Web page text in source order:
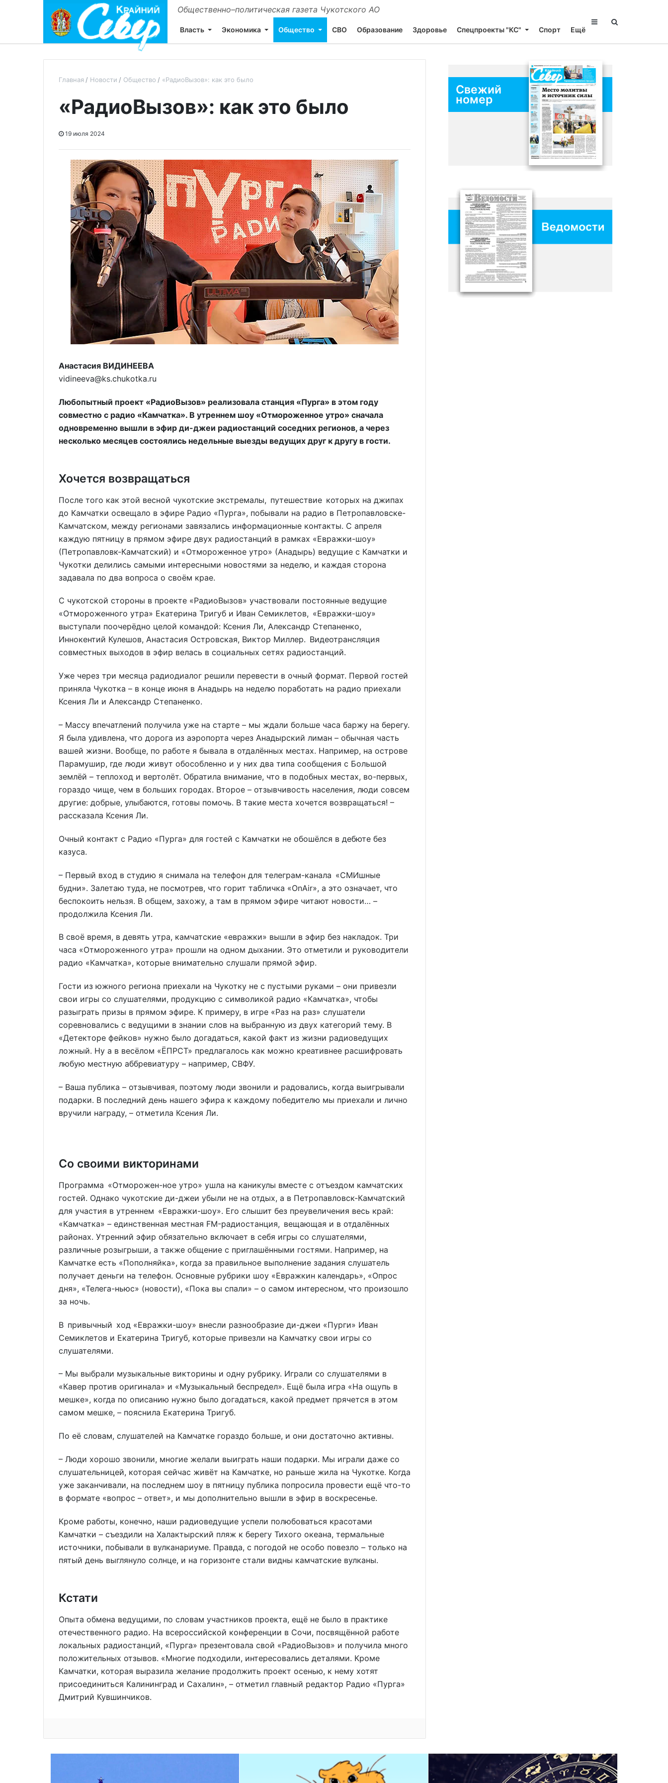
Общественно–политическая газета Чукотского АО
Власть Экономика Общество СВО Образование Здоровье Спецпроекты "КС" Спорт Ещё
Главная Новости Общество «РадиоВызов»: как это было
«РадиоВызов»: как это было
19 июля 2024
Анастасия ВИДИНЕЕВА
vidineeva@ks.chukotka.ru
Любопытный проект «РадиоВызов» реализовала станция «Пурга» в этом году
совместно с радио «Камчатка». В утреннем шоу «Отмороженное утро» сначала
одновременно вышли в эфир ди-джеи радиостанций соседних регионов, а через
несколько месяцев состоялись недельные выезды ведущих друг к другу в гости.
Хочется возвращаться
После того как этой весной чукотские экстремалы, путешествие которых на джипах
до Камчатки освещало в эфире Радио «Пурга», побывали на радио в Петропавловске-
Камчатском, между регионами завязались информационные контакты. С апреля
каждую пятницу в прямом эфире двух радиостанций в рамках «Евражки-шоу»
(Петропавловк-Камчатский) и «Отмороженное утро» (Анадырь) ведущие с Камчатки и
Чукотки делились самыми интересными новостями за неделю, и каждая сторона
задавала по два вопроса о своём крае.
С чукотской стороны в проекте «РадиоВызов» участвовали постоянные ведущие
«Отмороженного утра» Екатерина Тригуб и Иван Семиклетов, «Евражки-шоу»
выступали поочерёдно целой командой: Ксения Ли, Александр Степаненко,
Иннокентий Кулешов, Анастасия Островская, Виктор Миллер. Видеотрансляция
совместных выходов в эфир велась в социальных сетях радиостанций.
Уже через три месяца радиодиалог решили перевести в очный формат. Первой гостей
приняла Чукотка – в конце июня в Анадырь на неделю поработать на радио приехали
Ксения Ли и Александр Степаненко.
– Массу впечатлений получила уже на старте – мы ждали больше часа баржу на берегу.
Я была удивлена, что дорога из аэропорта через Анадырский лиман – обычная часть
вашей жизни. Вообще, по работе я бывала в отдалённых местах. Например, на острове
Парамушир, где люди живут обособленно и у них два типа сообщения с Большой
землёй – теп­лоход и вертолёт. Обратила внимание, что в подобных местах, во-первых,
гораздо чище, чем в больших городах. Второе – отзывчивость населения, люди совсем
другие: добрые, улыбаются, готовы помочь. В такие места хочется возвращаться! –
рассказала Ксения Ли.
Очный контакт с Радио «Пурга» для гостей с Камчатки не обошёлся в дебюте без
казуса.
– Первый вход в студию я снимала на телефон для телеграм-канала «СМИшные
будни». Залетаю туда, не посмотрев, что горит таб­личка «OnAir», а это означает, что
беспокоить нельзя. В общем, захожу, а там в прямом эфире читают новости… –
продолжила Ксения Ли.
В своё время, в девять утра, камчатские «евражки» вышли в эфир без накладок. Три
часа «Отмороженного утра» прошли на одном дыхании. Это отметили и руководители
радио «Камчатка», которые внимательно слушали прямой эфир.
Гости из южного региона приехали на Чукотку не с пустыми руками – они привезли
свои игры со слушателями, продукцию с символикой радио «Камчатка», чтобы
разыграть призы в прямом эфире. К примеру, в игре «Раз на раз» слушатели
соревновались с ведущими в знании слов на выбранную из двух категорий тему. В
«Детекторе фейков» нужно было догадаться, какой факт из жизни радиоведущих
ложный. Ну а в весёлом «ЁПРСТ» предлагалось как можно креативнее расшифровать
любую местную аббревиатуру – например, СВФУ.
– Ваша публика – отзывчивая, поэтому люди звонили и радовались, когда выигрывали
подарки. В последний день нашего эфира к каждому победителю мы приехали и лично
вручили награду, – отметила Ксения Ли.
Со своими викторинами
Программа «Отморожен-ное утро» ушла на каникулы вместе с отъездом камчатских
гостей. Однако чукотские ди-джеи убыли не на отдых, а в Петропавловск-Камчатский
для участия в утреннем «Евражки-шоу». Его слышит без преувеличения весь край:
«Камчатка» – единственная местная FM-радиостанция, вещающая и в отдалённых
районах. Утренний эфир обязательно включает в себя игры со слушателями,
различные розыгрыши, а также общение с приглашёнными гостями. Например, на
Камчатке есть «Пополняйка», когда за правильное выполнение задания слушатель
получает деньги на телефон. Основные рубрики шоу «Евражкин календарь», «Опрос
дня», «Телега-ньюс» (новости), «Пока вы спали» – о самом интересном, что произошло
за ночь.
В привычный ход «Евражки-шоу» внесли разнообразие ди-джеи «Пурги» Иван
Семиклетов и Екатерина Тригуб, которые привезли на Камчатку свои игры со
слушателями.
– Мы выбрали музыкальные викторины и одну рубрику. Играли со слушателями в
«Кавер против оригинала» и «Музыкальный беспредел». Ещё была игра «На ощупь в
мешке», когда по описанию нужно было догадаться, какой предмет прячется в этом
самом мешке, – пояснила Екатерина Тригуб.
По её словам, слушателей на Камчатке гораздо больше, и они достаточно активны.
– Люди хорошо звонили, многие желали выиграть наши подарки. Мы играли даже со
слушательницей, которая сейчас живёт на Камчатке, но раньше жила на Чукотке. Когда
уже заканчивали, на последнем шоу в пятницу публика попросила провести ещё что-то
в формате «вопрос – ответ», и мы дополнительно вышли в эфир в воскресенье.
Кроме работы, конечно, наши радиоведущие успели полюбоваться красотами
Камчатки – съездили на Халактырский пляж к берегу Тихого океана, термальные
источники, побывали в вулканариуме. Правда, с погодой не особо повезло – только на
пятый день выглянуло солнце, и на горизонте стали видны камчатские вулканы.
Кстати
Опыта обмена ведущими, по словам участников проекта, ещё не было в практике
отечественного радио. На всероссийской конференции в Сочи, посвящённой работе
локальных радиостанций, «Пурга» презентовала свой «РадиоВызов» и получила много
положительных отзывов. «Многие подходили, интересовались деталями. Кроме
Камчатки, которая выразила желание продолжить проект осенью, к нему хотят
присоединиться Калининград и Сахалин», – отметил главный редактор Радио «Пурга»
Дмитрий Кувшинчиков.
Свежий
номер